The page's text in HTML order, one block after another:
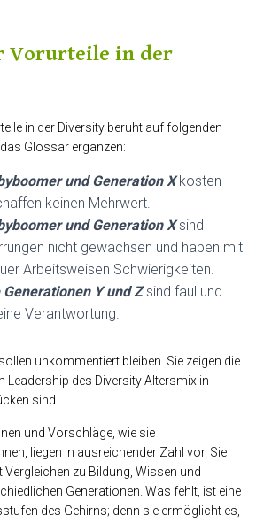
Vorurteile in der
in der Diversity beruht auf folgenden
Glossar ergänzen:
und Generation Xkosten
keinen Mehrwert.
und Generation Xsind
nicht gewachsen und haben mit
Arbeitsweisen Schwierigkeiten.
Generationen Y und Zsind faul und
Verantwortung.
unkommentiert bleiben. Sie zeigen die
Leadership des Diversity Altersmix in
sind.
und Vorschläge, wie sie
liegen in ausreichender Zahl vor. Sie
zu Bildung, Wissen und
Generationen. Was fehlt, ist eine
des Gehirns; denn sie ermöglicht es,